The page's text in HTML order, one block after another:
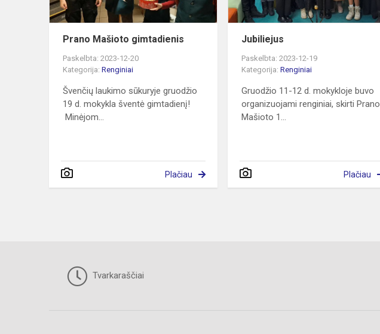
Prano Mašioto gimtadienis
Paskelbta: 2023-12-20
Kategorija: Renginiai
Švenčių laukimo sūkuryje gruodžio
19 d. mokykla šventė gimtadienį!
Minėjom...
Plačiau
Jubiliejus
Paskelbta: 2023-12-19
Kategorija:Renginiai
Gruodžio 11-12 d. mokykloje buvo
organizuojami renginiai, skirti Prano
Mašioto 1...
Plačiau
Tvarkaraščiai